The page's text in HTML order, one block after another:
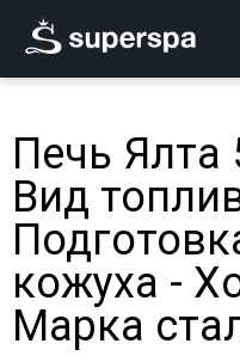
Печь Ялта
Вид
кожуха -
Марка